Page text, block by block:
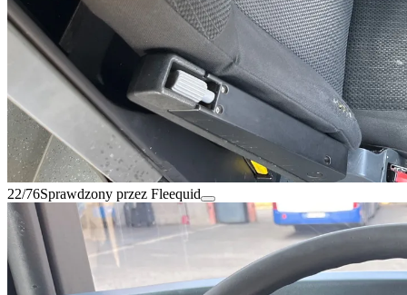
22/76Sprawdzony przez Fleequid